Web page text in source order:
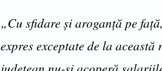
„Cu sfidare și aroganță pe
expres exceptate de la